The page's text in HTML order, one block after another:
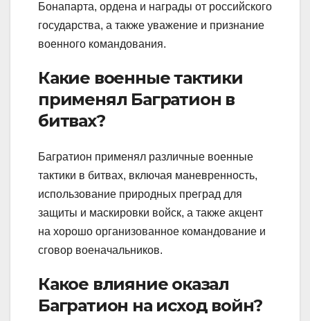
Бонапарта, ордена и награды от российского
государства, а также уважение и признание
военного командования.
Какие военные тактики
применял Багратион в
битвах?
Багратион применял различные военные
тактики в битвах, включая маневренность,
использование природных преград для
защиты и маскировки войск, а также акцент
на хорошо организованное командование и
сговор военачальников.
Какое влияние оказал
Багратион на исход войн?